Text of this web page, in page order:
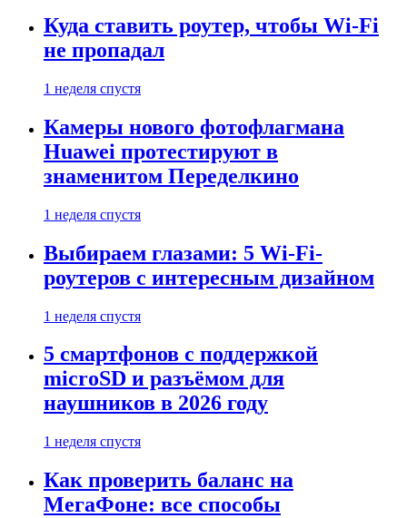
Куда ставить роутер, чтобы Wi-Fi
не пропадал
1 неделя спустя
Камеры нового фотофлагмана
Huawei протестируют в
знаменитом Переделкино
1 неделя спустя
Выбираем глазами: 5 Wi-Fi-
роутеров с интересным дизайном
1 неделя спустя
5 смартфонов с поддержкой
microSD и разъёмом для
наушников в 2026 году
1 неделя спустя
Как проверить баланс на
МегаФоне: все способы